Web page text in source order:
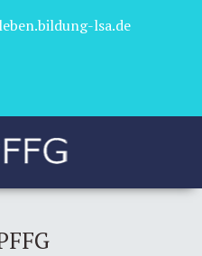
lsa.de